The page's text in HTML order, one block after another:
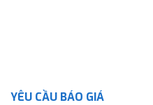
YÊU CẦU BÁO GIÁ